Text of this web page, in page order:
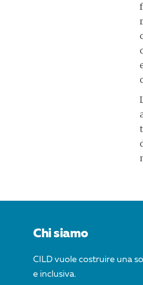
POST
Chi siamo
CILD vuole costruire una
e inclusiva.